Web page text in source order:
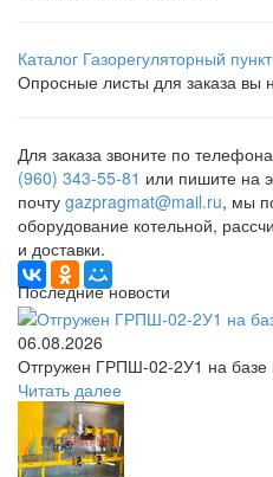
Каталог Газорегуляторный
Опросные листы для заказа вы
Для заказа звоните по
(960) 343-55-81 или пишите на
почту gazpragmat@mail.ru, мы
оборудование котельной,
и доставки.
Последние новости
06.08.2026
Отгружен ГРПШ-02-2У1 на
Читать далее